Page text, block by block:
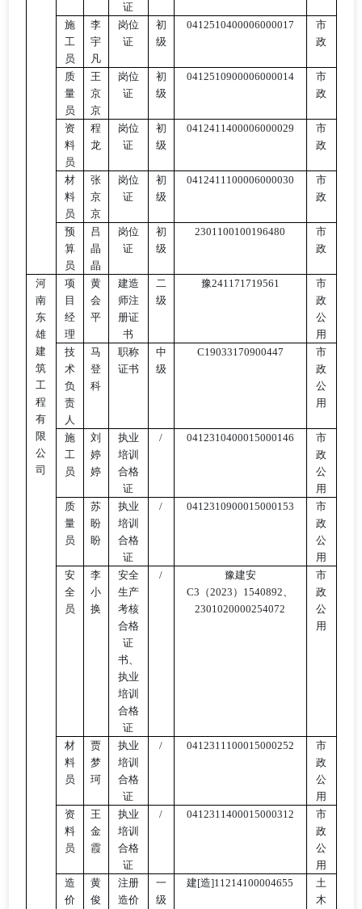
证
施
工
员
李
宇
凡
岗位
证
初
级
0412510400006000017
市
政
质
量
员
王
京
京
岗位
证
初
级
0412510900006000014
市
政
资
料
员
程
龙
岗位
证
初
级
0412411400006000029
市
政
材
料
员
张
京
京
岗位
证
初
级
0412411100006000030
市
政
预
算
员
吕
晶
晶
岗位
证
初
级
2301100100196480
市
政
河
南
东
雄
建
筑
工
程
有
限
公
司
项
目
经
理
黄
会
平
建造
师注
册证
书
二
级
豫241171719561
市
政
公
用
技
术
负
责
人
马
登
科
职称
证书
中
级
C19033170900447
市
政
公
用
施
工
员
刘
婷
婷
执业
培训
合格
证
/ 0412310400015000146
市
政
公
用
质
量
员
苏
盼
盼
执业
培训
合格
证
/ 0412310900015000153
市
政
公
用
安
全
员
李
小
换
安全
生产
考核
合格
证
书、
执业
培训
合格
证
/
豫建安
C3（2023）1540892、
2301020000254072
市
政
公
用
材
料
员
贾
梦
珂
执业
培训
合格
证
/ 0412311100015000252
市
政
公
用
资
料
员
王
金
霞
执业
培训
合格
证
/ 0412311400015000312
市
政
公
用
造
价
黄
俊
注册
造价
一
级
建[造]11214100004655
土
木